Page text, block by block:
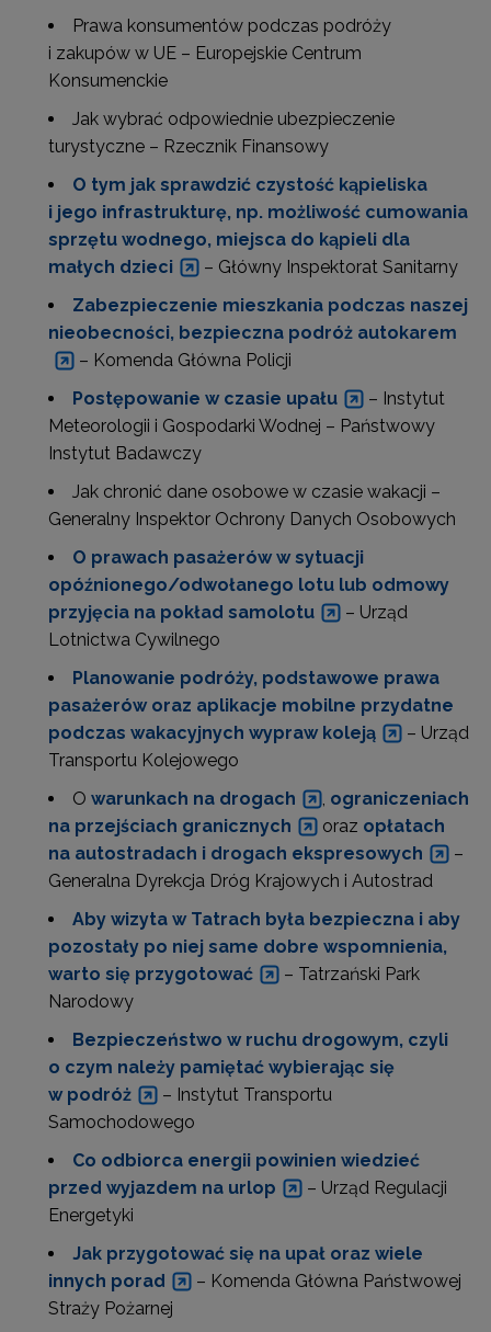
Prawa konsumentów podczas podróży
i zakupów w UE – Europejskie Centrum
Konsumenckie
Jak wybrać odpowiednie ubezpieczenie
turystyczne – Rzecznik Finansowy
O tym jak sprawdzić czystość kąpieliska
i jego infrastrukturę, np. możliwość cumowania
sprzętu wodnego, miejsca do kąpieli dla
małych dzieci
– Główny Inspektorat Sanitarny
Zabezpieczenie mieszkania podczas naszej
nieobecności, bezpieczna podróż autokarem
– Komenda Główna Policji
Postępowanie w czasie upału
– Instytut
Meteorologii i Gospodarki Wodnej – Państwowy
Instytut Badawczy
Jak chronić dane osobowe w czasie wakacji –
Generalny Inspektor Ochrony Danych Osobowych
O prawach pasażerów w sytuacji
opóźnionego/odwołanego lotu lub odmowy
przyjęcia na pokład samolotu
– Urząd
Lotnictwa Cywilnego
Planowanie podróży, podstawowe prawa
pasażerów oraz aplikacje mobilne przydatne
podczas wakacyjnych wypraw koleją
– Urząd
Transportu Kolejowego
O warunkach na drogach , ograniczeniach
na przejściach granicznych
oraz opłatach
na autostradach i drogach ekspresowych
–
Generalna Dyrekcja Dróg Krajowych i Autostrad
Aby wizyta w Tatrach była bezpieczna i aby
pozostały po niej same dobre wspomnienia,
warto się przygotować
– Tatrzański Park
Narodowy
Bezpieczeństwo w ruchu drogowym, czyli
o czym należy pamiętać wybierając się
w podróż
– Instytut Transportu
Samochodowego
Co odbiorca energii powinien wiedzieć
przed wyjazdem na urlop
– Urząd Regulacji
Energetyki
Jak przygotować się na upał oraz wiele
innych porad
– Komenda Główna Państwowej
Straży Pożarnej